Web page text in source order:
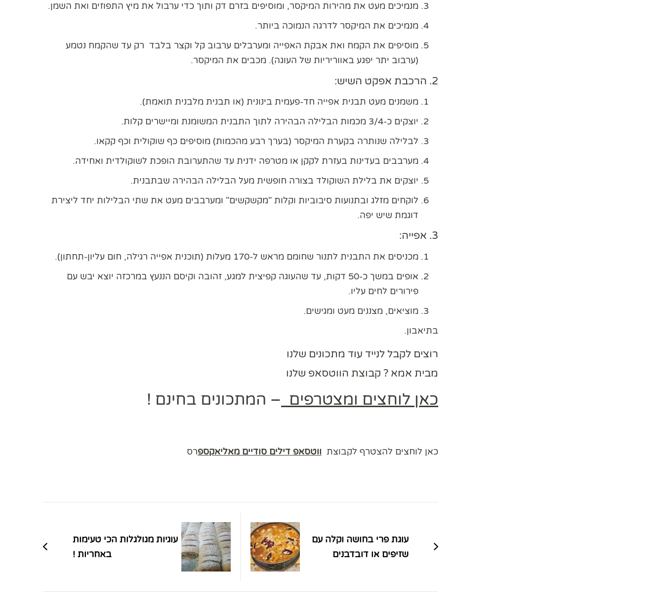
מנמיכים מעט את מהירות המיקסר, ומוסיפים בזרם דק ותוך כדי ערבול את מיץ התפוזים ואת השמן.
מנמיכים את המיקסר לדרגה הנמוכה ביותר.
מוסיפים את הקמח ואת אבקת האפייה ומערבלים ערבוב קל וקצר בלבד רק עד שהקמח נטמע
(ערבוב יתר יפגע באווריריות של העוגה). מכבים את המיקסר.
2. הרכבת אפקט השיש:
משמנים מעט תבנית אפייה חד-פעמית בינונית (או תבנית מלבנית תואמת).
יוצקים כ-3/4 מכמות הבלילה הבהירה לתוך התבנית המשומנת ומיישרים קלות.
לבלילה שנותרה בקערת המיקסר (בערך רבע מהכמות) מוסיפים כף שוקולית וכף קקאו.
מערבבים בעדינות בעזרת לקקן או מטרפה ידנית עד שהתערובת הופכת לשוקולדית ואחידה.
יוצקים את בלילת השוקולד בצורה חופשית מעל הבלילה הבהירה שבתבנית.
לוקחים מזלג ובתנועות סיבוביות וקלות "מקשקשים" ומערבבים מעט את שתי הבלילות יחד ליצירת
דוגמת שיש יפה.
3. אפייה:
מכניסים את התבנית לתנור שחומם מראש ל-170 מעלות (תוכנית אפייה רגילה, חום עליון-תחתון).
אופים במשך כ-50 דקות, עד שהעוגה קפיצית למגע, זהובה וקיסם הננעץ במרכזה יוצא יבש עם
פירורים לחים עליו.
מוציאים, מצננים מעט ומגישים.
בתיאבון.
רוצים לקבל לנייד עוד מתכונים שלנו
מבית אמא ? קבוצת הווטסאפ שלנו
כאן לוחצים ומצטרפים – המתכונים בחינם !
כאן לוחצים להצטרף לקבוצת ווטסאפ דילים סודיים מאליאקספרס
עוגיות מגולגלות הכי טעימות
באחריות !
עוגת פרי בחושה וקלה עם
שזיפים או דובדבנים